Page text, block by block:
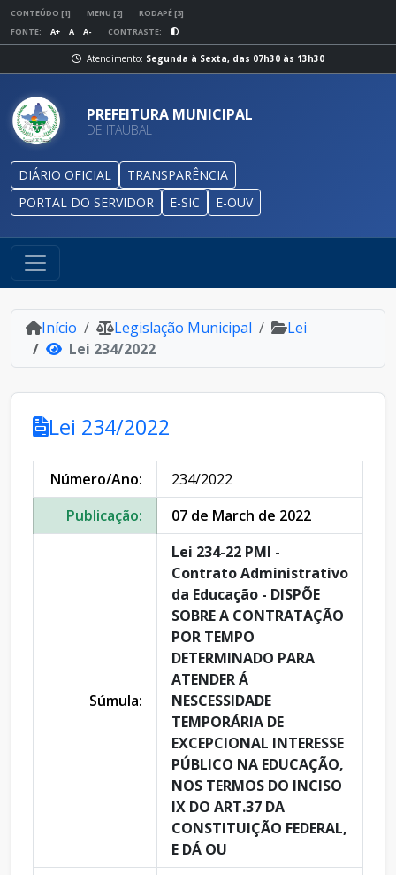
CONTEÚDO [1] MENU [2]
RODAPÉ [3]
FONTE:
A+ A A- CONTRASTE:
Atendimento: Segunda à Sexta, das 07h30 às 13h30
PREFEITURA MUNICIPAL
DE ITAUBAL
DIÁRIO OFICIAL
TRANSPARÊNCIA
PORTAL DO SERVIDOR
E-SIC E-OUV
Início Legislação Municipal
Lei
Lei 234/2022
Lei 234/2022
Número/Ano:
234/2022
Publicação:
07 de March de 2022
Súmula:
Lei 234-22 PMI -
Contrato Administrativo
da Educação - DISPÕE
SOBRE A CONTRATAÇÃO
POR TEMPO
DETERMINADO PARA
ATENDER Á
NESCESSIDADE
TEMPORÁRIA DE
EXCEPCIONAL INTERESSE
PÚBLICO NA EDUCAÇÃO,
NOS TERMOS DO INCISO
IX DO ART.37 DA
CONSTITUIÇÃO FEDERAL,
E DÁ OU